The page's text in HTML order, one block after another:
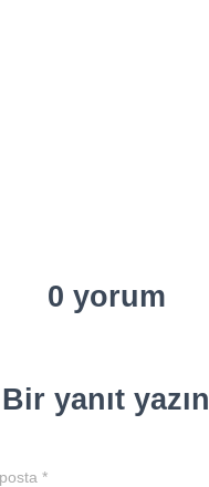
0 yorum
Bir yanıt yazın
*